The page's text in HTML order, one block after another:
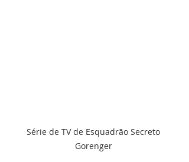
Série de TV de Esquadrão Secreto
Gorenger